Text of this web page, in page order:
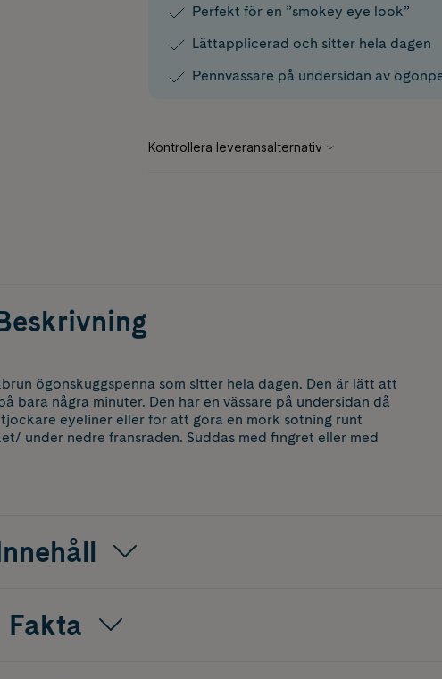
Perfekt för en ”smokey eye look”
Lättapplicerad och sitter hela dagen
Pennvässare på undersidan av
ögonskuggspenna som sitter hela dagen. Den är lätt att
bara några minuter. Den har en vässare på undersidan då
eyeliner eller för att göra en mörk sotning runt
under nedre fransraden. Suddas med fingret eller med
Fakta